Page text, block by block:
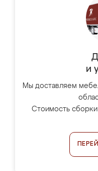
и
Мы доставляем
Стоимость